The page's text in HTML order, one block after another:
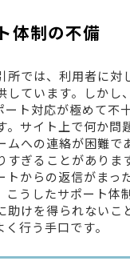
体制の不備
所では、利用者に対
しています。しかし
ト対応が極めて不
。サイト上で何か問
ムへの連絡が困難で
すぎることがありま
トからの返信がまっ
こうしたサポート体
助けを得られないこ
行う手口です。